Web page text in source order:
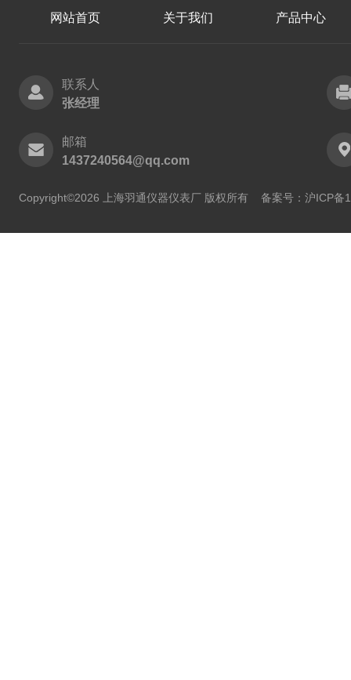
网站首页 关于我们 产品中心
联系人
张经理
邮箱
1437240564@qq.com
Copyright©2026 上海羽通仪器仪表厂 版权所有 备案号：沪ICP备